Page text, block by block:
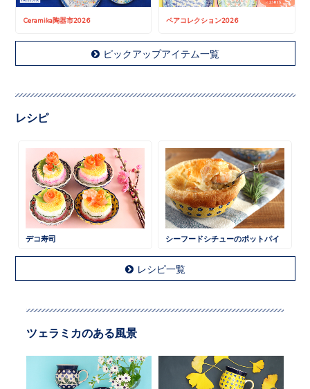
Ceramika陶器市2026 ペアコレクション2026
ピックアップアイテム一覧
レシピ
デコ寿司 シーフードシチューのポットパイ
レシピ一覧
ツェラミカのある風景